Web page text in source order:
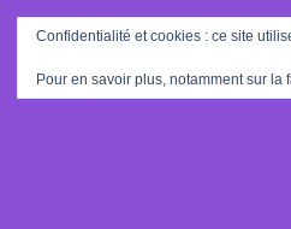
Confidentialité et cookies : ce site
Pour en savoir plus, notamment sur